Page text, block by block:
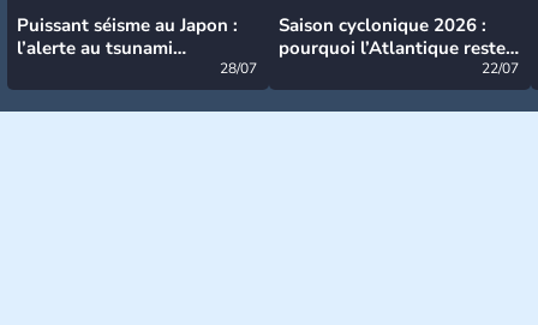
Puissant séisme au Japon :
l’alerte au tsunami
28/07
Saison cyclonique 2026 :
pourquoi l’Atlantique reste
22/07